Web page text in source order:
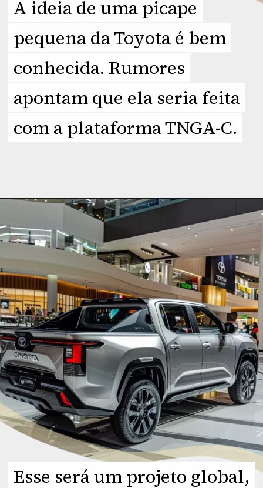
A ideia de uma picape
pequena da Toyota é bem
conhecida. Rumores
apontam que ela seria feita
com a plataforma TNGA-C.
A ideia de uma picape
pequena da Toyota é bem
conhecida. Rumores
apontam que ela seria feita
com a plataforma TNGA-C.
https://planetcars.com.br/nova-pickup-compacta-da-toyota-a-uniao-de-estilo-e-utilidade/
Esse será um projeto global,
Esse será um projeto global,